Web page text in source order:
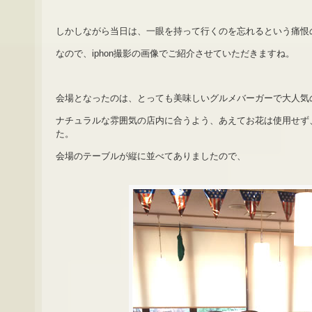
しかしながら当日は、一眼を持って行くのを忘れるという痛
なので、iphon撮影の画像でご紹介させていただきますね。
会場となったのは、とっても美味しいグルメバーガーで大人気
ナチュラルな雰囲気の店内に合うよう、あえてお花は使用せ
た。
会場のテーブルが縦に並べてありましたので、